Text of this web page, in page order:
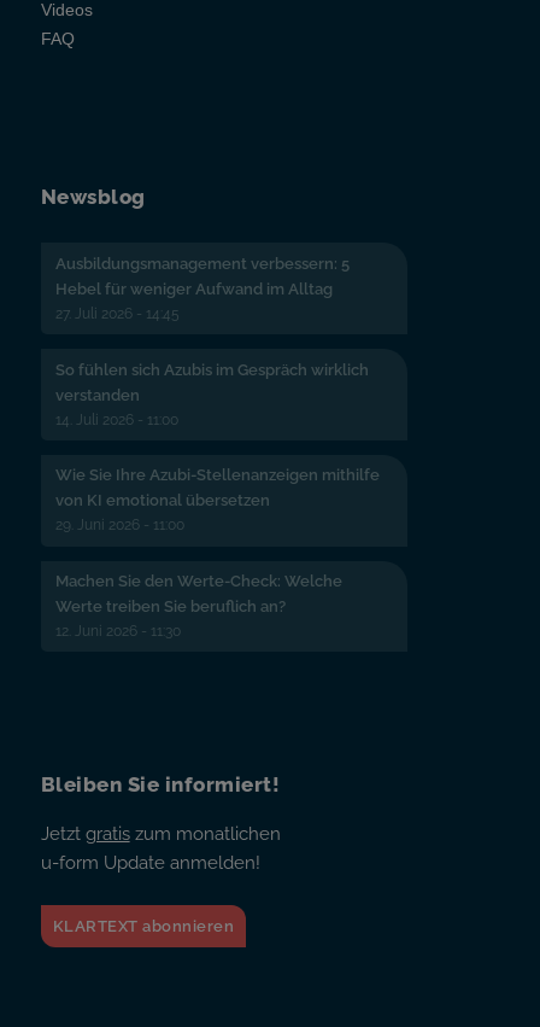
Videos
FAQ
Newsblog
Ausbildungsmanagement verbessern: 5
Hebel für weniger Aufwand im Alltag
27. Juli 2026 - 14:45
So fühlen sich Azubis im Gespräch wirklich
verstanden
14. Juli 2026 - 11:00
Wie Sie Ihre Azubi-Stellenanzeigen mithilfe
von KI emotional übersetzen
29. Juni 2026 - 11:00
Machen Sie den Werte-Check: Welche
Werte treiben Sie beruflich an?
12. Juni 2026 - 11:30
Bleiben Sie informiert!
Jetzt gratiszum monatlichen
u-form Update anmelden!
KLARTEXT abonnieren